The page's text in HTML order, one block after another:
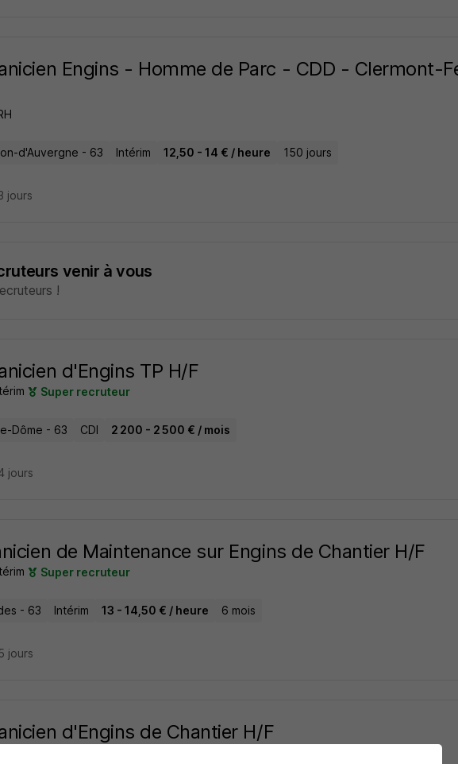
Engins - Homme de Parc - CDD - Clermont-
d'Auvergne - 63 Intérim 12,50 - 14 € / heure 150 jours
jours
venir à vous
!
d'Engins TP H/F
Super recruteur
Dôme - 63 CDI 2 200 - 2 500 € / mois
jours
de Maintenance sur Engins de Chantier H/F
Super recruteur
- 63 Intérim 13 - 14,50 € / heure 6 mois
jours
d'Engins de Chantier H/F